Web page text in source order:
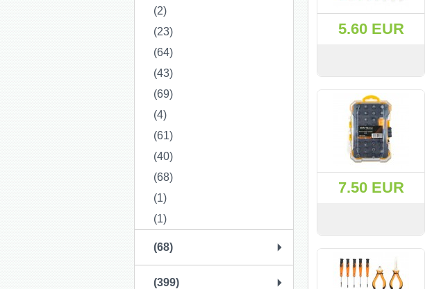
(2)
(23)
(64)
(43)
(69)
(4)
(61)
(40)
(68)
(1)
(1)
(68)
(399)
5.60 EUR
СМОТРЕТЬKУПИТЬ
7.50 EUR
СМОТРЕТЬKУПИТЬ